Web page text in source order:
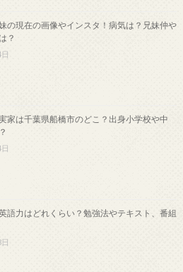
の現在の画像やインスタ！病気は？兄妹仲や
？
家は千葉県船橋市のどこ？出身小学校や中
語力はどれくらい？勉強法やテキスト、番組